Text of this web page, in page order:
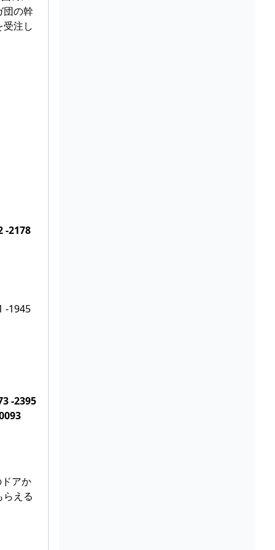
団の幹
注し
-2178
-1945
-2395
アか
える